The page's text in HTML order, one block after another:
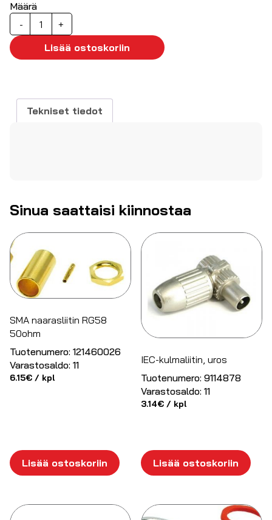
Määrä
-
BNC
urosliitin,
RG174
50ohm
+
Lisää ostoskoriin
Tekniset tiedot
Sinua saattaisi kiinnostaa
SMA naarasliitin RG58
50ohm
Tuotenumero: 121460026
Varastosaldo: 11
6.15€ / kpl
Lisää ostoskoriin
IEC-kulmaliitin, uros
Tuotenumero: 9114878
Varastosaldo: 11
3.14€ / kpl
Lisää ostoskoriin